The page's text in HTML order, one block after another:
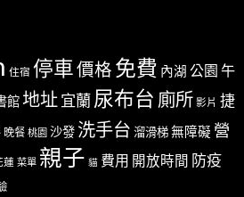
住宿 停車價格 免費 內湖 公園 午
館地址宜蘭尿布台 廁所 影片 捷
晚餐 桃園 沙發 洗手台 溜滑梯無障礙 營
蓮 菜單 親子 貓 費用 開放時間 防疫